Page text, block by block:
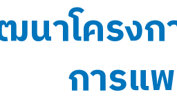
าโครงก
การแ